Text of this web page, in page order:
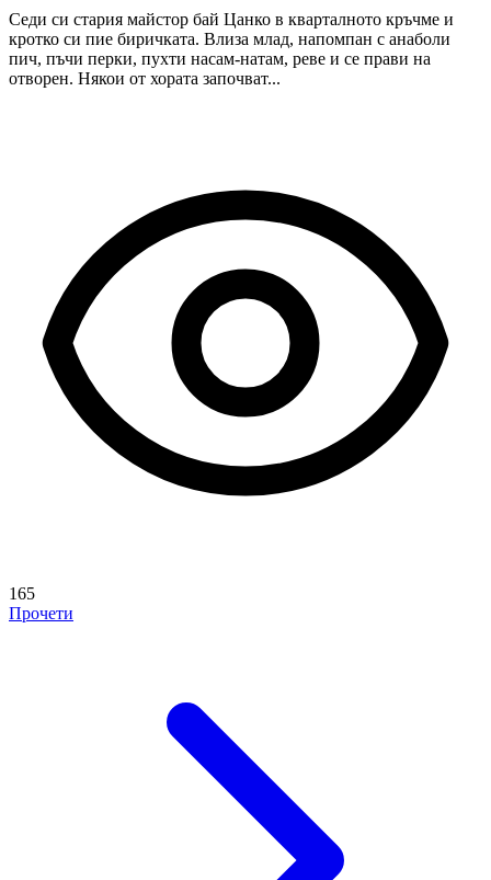
Седи си стария майстор бай Цанко в кварталното кръчме и
кротко си пие биричката. Влиза млад, напомпан с анаболи
пич, пъчи перки, пухти насам-натам, реве и се прави на
отворен. Някои от хората започват...
165
Прочети